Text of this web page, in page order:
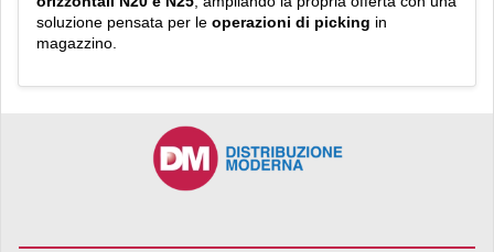
soluzione pensata per le operazioni di picking in
magazzino.